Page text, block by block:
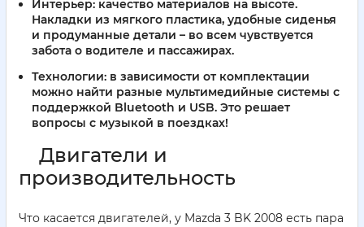
Интерьер: качество материалов на высоте.
Накладки из мягкого пластика, удобные сиденья
и продуманные детали – во всем чувствуется
забота о водителе и пассажирах.
Технологии: в зависимости от комплектации
можно найти разные мультимедийные системы с
поддержкой Bluetooth и USB. Это решает
вопросы с музыкой в поездках!
Двигатели и
производительность
Что касается двигателей, у Mazda 3 BK 2008 есть пара